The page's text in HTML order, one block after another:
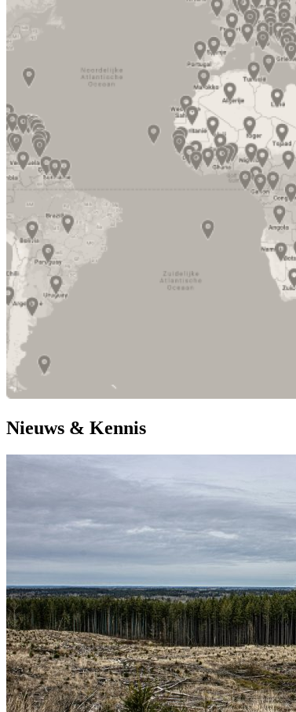
Nieuws & Kennis